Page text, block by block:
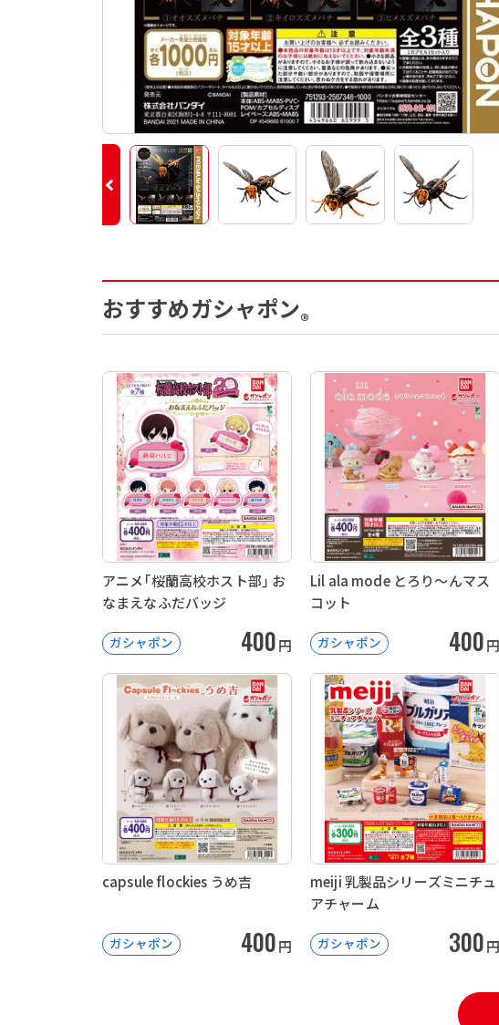
おすすめガシャポン®
アニメ「桜蘭高校ホスト部」 お
なまえなふだバッジ
ガシャポン 400円
Lil ala mode とろり～んマス
コット
ガシャポン 400円
capsule flockies うめ吉
ガシャポン 400円
meiji 乳製品シリーズミニチュ
アチャーム
ガシャポン 300円